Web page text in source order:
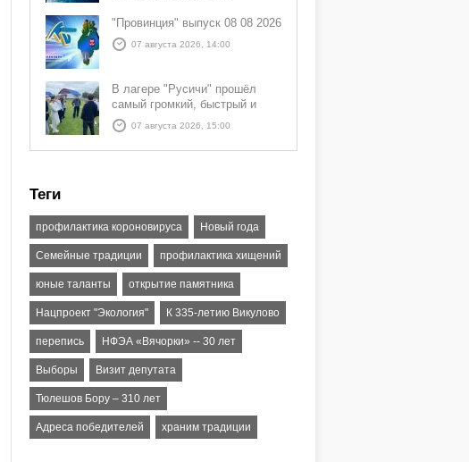
"Провинция" выпуск 08 08 2026
07 августа 2026, 14:00
В лагере "Русичи" прошёл
самый громкий, быстрый и
азартный час дня — Спортчас
07 августа 2026, 15:00
Теги
профилактика короновируса Новый года
Семейные традиции профилактика хищений
юные таланты открытие памятника
Нацпроект "Экология" К 335-летию Викулово
перепись НФЭА «Вячорки» -- 30 лет
Выборы Визит депутата
Тюлешов Бору – 310 лет
Адреса победителей храним традиции